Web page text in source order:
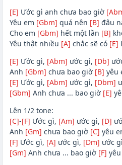
[E] Ước gì anh chưa bao giờ
Yêu em [Gbm] quá nên [B] đâu
Cho em [Gbm] hết một lần [B]
Yêu thật nhiều [A] chắc sẽ có [E]
[E] Ước gì, [Abm] ước gì, [Db]
Anh [Gbm] chưa bao giờ [B] yêu
[E] Ước gì, [Abm] ước gì, [Dbm]
[Gbm] Anh chưa ... bao giờ [E]
Lên 1/2 tone:
[C]-[F] Ước gì, [Am] ước gì, [D]
Anh [Gm] chưa bao giờ [C] yêu
[F] Ước gì, [A] ước gì, [Dm] ước gì
[Gm] Anh chưa ... bao giờ [F]